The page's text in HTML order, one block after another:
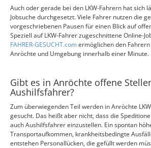
Auch oder gerade bei den LKW-Fahrern hat sich
Jobsuche durchgesetzt. Viele Fahrer nutzen die
vorgeschriebenen Pausen für einen Blick auf
Speziell auf LKW-Fahrer zugeschnittene Online-
FAHRER-GESUCHT.comermöglichen den
Anröchte und Umgebung innerhalb einer Minute.
Gibt es in Anröchte offene
Aushilfsfahrer?
Zum überwiegenden Teil werden in Anröchte
gesucht. Das heißt aber nicht, dass die
auch Aushilfsfahrer einzustellen. Ein spontan
Transportaufkommen, krankheitsbedingte
entstehen Personallücken, die gefüllt werden